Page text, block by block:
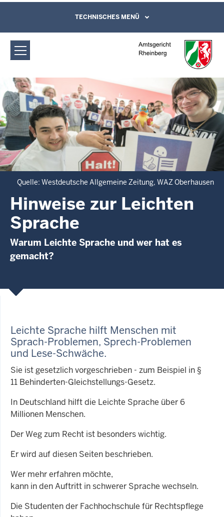
Amtsgericht Rheinberg: Hinweise zur
Leichten Sprache
Direkt zum Inhalt
Leichte Sprache, Gebärdensprachenvideo
und Kontaktformular
TECHNISCHES MENÜ
Quelle: Westdeutsche Allgemeine Zeitung, WAZ Oberhausen
Hinweise zur Leichten
Sprache
Warum Leichte Sprache und wer hat es
gemacht?
Leichte Sprache hilft Menschen mit
Sprach-Problemen, Sprech-Problemen
und Lese-Schwäche.
Sie ist gesetzlich vorgeschrieben - zum Beispiel in §
11 Behinderten-Gleichstellungs-Gesetz.
In Deutschland hilft die Leichte Sprache über 6
Millionen Menschen.
Der Weg zum Recht ist besonders wichtig.
Er wird auf diesen Seiten beschrieben.
Wer mehr erfahren möchte,
kann in den Auftritt in schwerer Sprache wechseln.
Die Studenten der Fachhochschule für Rechtspflege